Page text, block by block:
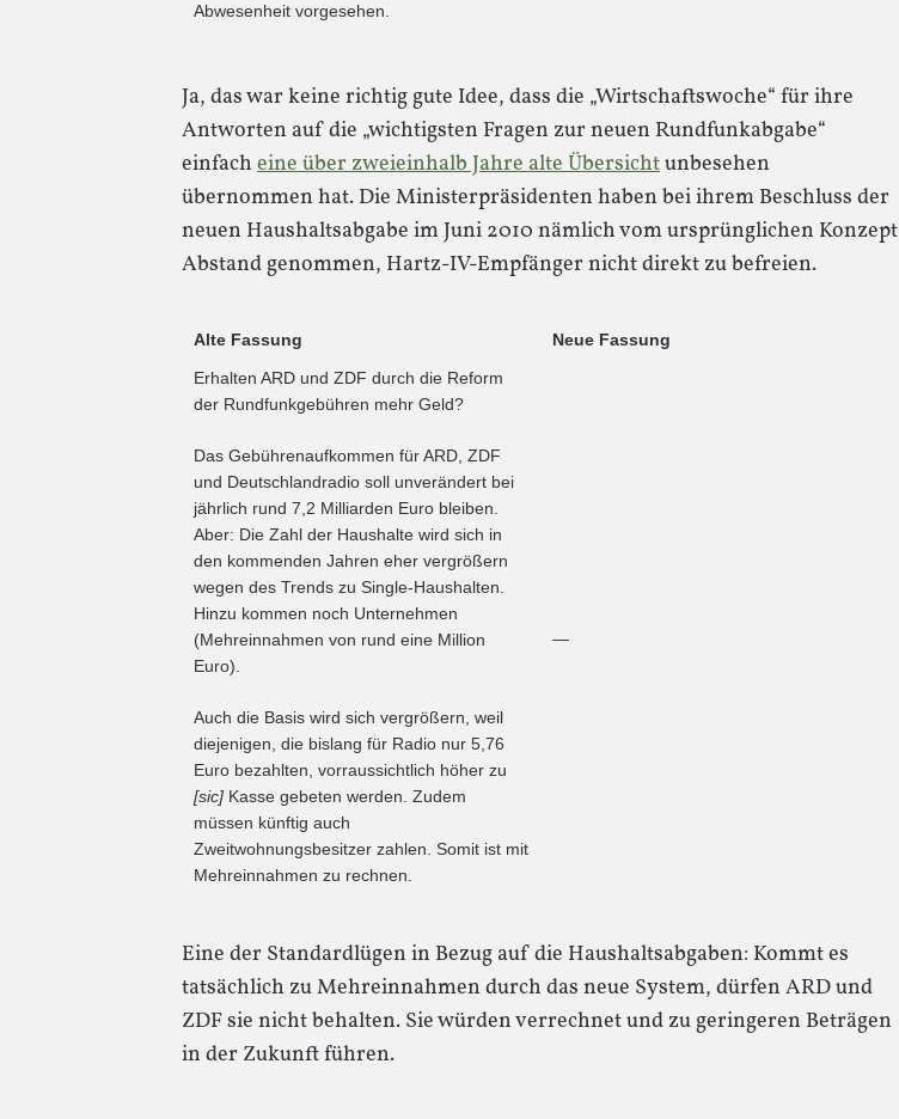
Abwesenheit vorgesehen.
Ja, das war keine richtig gute Idee, dass die „Wirtschaftswoche“ für ihre
Antworten auf die „wichtigsten Fragen zur neuen Rundfunkabgabe“
einfach eine über zweieinhalb Jahre alte Übersichtunbesehen
übernommen hat. Die Ministerpräsidenten haben bei ihrem Beschluss der
neuen Haushaltsabgabe im Juni 2010 nämlich vom ursprünglichen Konzept
Abstand genommen, Hartz-IV-Empfänger nicht direkt zu befreien.
Alte Fassung
Neue Fassung
Erhalten ARD und ZDF durch die Reform
der Rundfunkgebühren mehr Geld?
Das Gebührenaufkommen für ARD, ZDF
und Deutschlandradio soll unverändert bei
jährlich rund 7,2 Milliarden Euro bleiben.
Aber: Die Zahl der Haushalte wird sich in
den kommenden Jahren eher vergrößern
wegen des Trends zu Single-Haushalten.
Hinzu kommen noch Unternehmen
(Mehreinnahmen von rund eine Million
Euro).
Auch die Basis wird sich vergrößern, weil
diejenigen, die bislang für Radio nur 5,76
Euro bezahlten, vorraussichtlich höher zu
[sic] Kasse gebeten werden. Zudem
müssen künftig auch
Zweitwohnungsbesitzer zahlen. Somit ist mit
Mehreinnahmen zu rechnen.
—
Eine der Standardlügen in Bezug auf die Haushaltsabgaben: Kommt es
tatsächlich zu Mehreinnahmen durch das neue System, dürfen ARD und
ZDF sie nicht behalten. Sie würden verrechnet und zu geringeren Beträgen
in der Zukunft führen.